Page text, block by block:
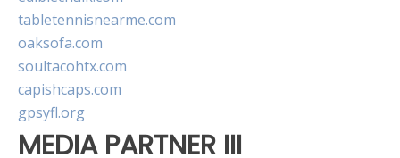
tabletennisnearme.com
oaksofa.com
soultacohtx.com
capishcaps.com
gpsyfl.org
MEDIA PARTNER III